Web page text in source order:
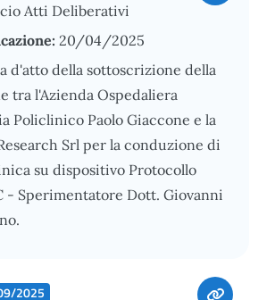
Atti Deliberativi
20/04/2025
d'atto della sottoscrizione della
tra l'Azienda Ospedaliera
Policlinico Paolo Giaccone e la
Srl per la conduzione di
su dispositivo Protocollo
- Sperimentatore Dott. Giovanni
2025